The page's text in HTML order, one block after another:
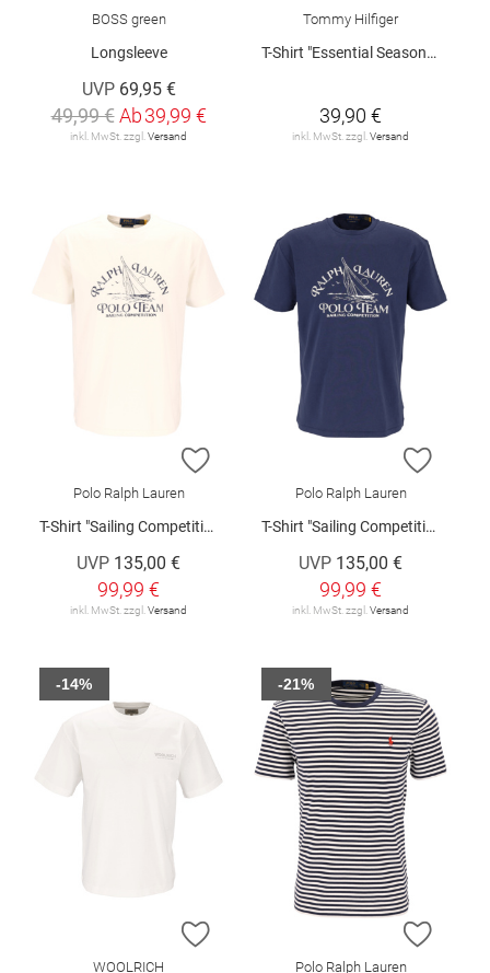
BOSS green
Longsleeve
UVP 69,95 €
49,99 € Ab39,99 €
inkl. MwSt. zzgl.Versand
Tommy Hilfiger
T-Shirt "Essential Seasonal"
39,90 €
inkl. MwSt. zzgl.Versand
ZUR WUNSCHLISTE HINZUFÜGEN
Polo Ralph Lauren
T-Shirt "Sailing Competition"
UVP 135,00 €
99,99 €
inkl. MwSt. zzgl. Versand
ZUR
Polo Ralph Lauren
T-Shirt "Sailing Competition"
UVP 135,00 €
99,99 €
inkl. MwSt. zzgl. Versand
ZUR WUNSCHLISTE HINZUFÜGEN
WOOLRICH
-14%
ZUR
Polo Ralph Lauren
-21%